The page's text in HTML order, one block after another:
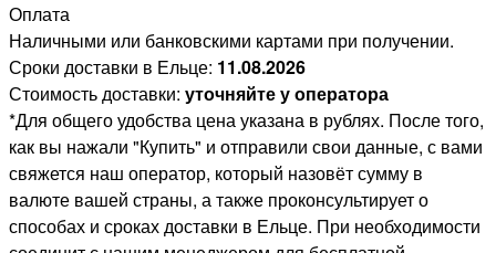
Оплата
Наличными или банковскими картами при получении.
Сроки доставки в Ельце: 11.08.2026
Стоимость доставки: уточняйте у оператора
*Для общего удобства цена указана в рублях. После того,
как вы нажали "Купить" и отправили свои данные, с вами
свяжется наш оператор, который назовёт сумму в
валюте вашей страны, а также проконсультирует о
способах и сроках доставки в Ельце. При необходимости